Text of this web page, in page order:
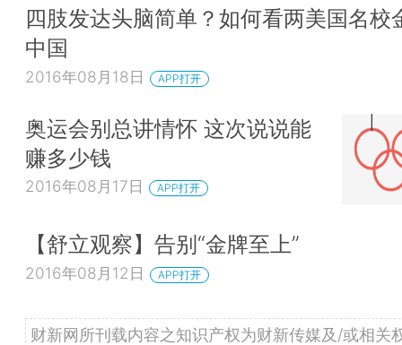
四肢发达头脑简单？如何看两美国名校
中国
2016年08月18日 APP打开
奥运会别总讲情怀 这次说说能
赚多少钱
2016年08月17日 APP打开
【舒立观察】告别“金牌至上”
2016年08月12日 APP打开
财新网所刊载内容之知识产权为财新传媒及/或相关